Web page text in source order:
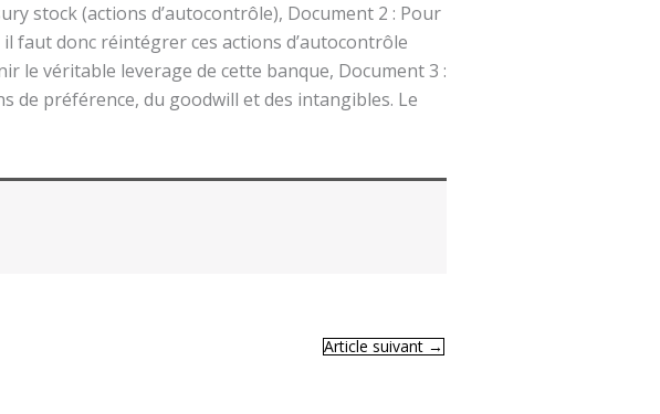
stock (actions d’autocontrôle), Document 2 : Pour
faut donc réintégrer ces actions d’autocontrôle
le véritable leverage de cette banque, Document 3 :
de préférence, du goodwill et des intangibles. Le
Article suivant →